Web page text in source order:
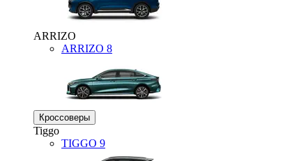
ARRIZO
ARRIZO 8
Кроссоверы
Tiggo
TIGGO 9